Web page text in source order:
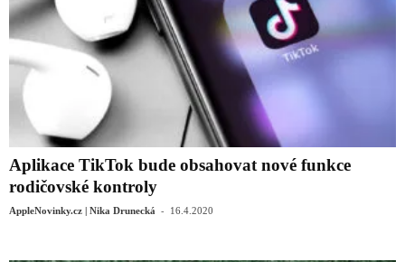
Aplikace TikTok bude obsahovat nové funkce
rodičovské kontroly
AppleNovinky.cz | Nika Drunecká - 16.4.2020